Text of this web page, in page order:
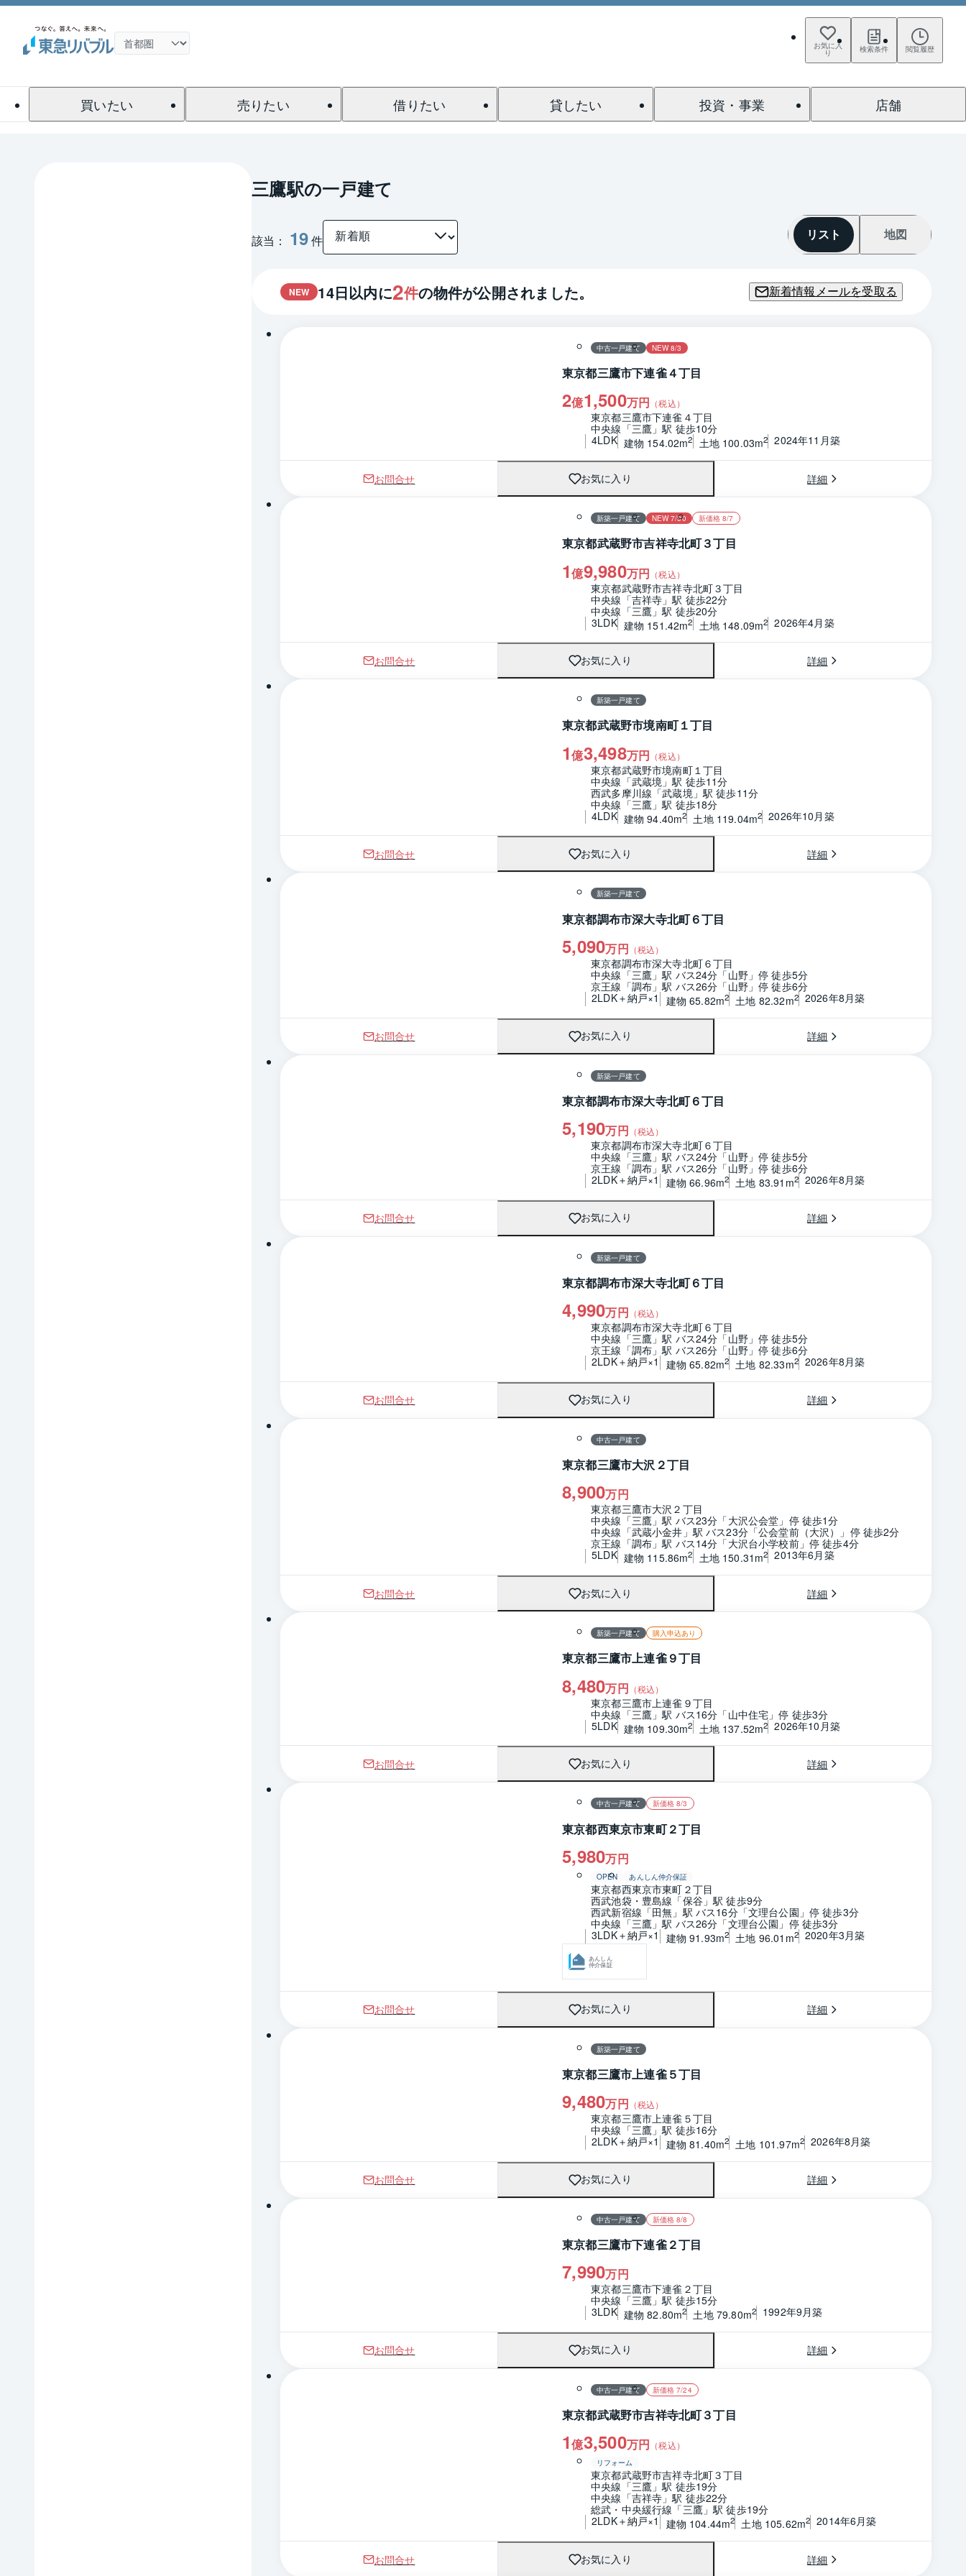
お気に入
り 検索条件 閲覧履歴
買いたい 売りたい 借りたい 貸したい 投資・事業 店舗
三鷹駅の一戸建て
該当： 19件 リスト 地図
NEW 14日以内に2件の物件が公開されました。 新着情報メールを受取る
中古一戸建て NEW 8/3
東京都三鷹市下連雀４丁目
2億1,500万円 （税込）
東京都三鷹市下連雀４丁目
中央線「三鷹」駅 徒歩10分
4LDK 建物 154.02m2 土地 100.03m2 2024年11月築
お問合せ お気に入り 詳細
新築一戸建て NEW 7/30 新価格 8/7
東京都武蔵野市吉祥寺北町３丁目
1億9,980万円 （税込）
東京都武蔵野市吉祥寺北町３丁目
中央線「吉祥寺」駅 徒歩22分
中央線「三鷹」駅 徒歩20分
3LDK 建物 151.42m2 土地 148.09m2 2026年4月築
お問合せ お気に入り 詳細
新築一戸建て
東京都武蔵野市境南町１丁目
1億3,498万円 （税込）
東京都武蔵野市境南町１丁目
中央線「武蔵境」駅 徒歩11分
西武多摩川線「武蔵境」駅 徒歩11分
中央線「三鷹」駅 徒歩18分
4LDK 建物 94.40m2 土地 119.04m2 2026年10月築
お問合せ お気に入り 詳細
新築一戸建て
東京都調布市深大寺北町６丁目
5,090万円 （税込）
東京都調布市深大寺北町６丁目
中央線「三鷹」駅 バス24分「山野」停 徒歩5分
京王線「調布」駅 バス26分「山野」停 徒歩6分
2LDK＋納戸×1
建物 65.82m2 土地 82.32m2 2026年8月築
お問合せ お気に入り 詳細
新築一戸建て
東京都調布市深大寺北町６丁目
5,190万円 （税込）
東京都調布市深大寺北町６丁目
中央線「三鷹」駅 バス24分「山野」停 徒歩5分
京王線「調布」駅 バス26分「山野」停 徒歩6分
2LDK＋納戸×1
建物 66.96m2 土地 83.91m2 2026年8月築
お問合せ お気に入り 詳細
新築一戸建て
東京都調布市深大寺北町６丁目
4,990万円 （税込）
東京都調布市深大寺北町６丁目
中央線「三鷹」駅 バス24分「山野」停 徒歩5分
京王線「調布」駅 バス26分「山野」停 徒歩6分
2LDK＋納戸×1
建物 65.82m2 土地 82.33m2 2026年8月築
お問合せ お気に入り 詳細
中古一戸建て
東京都三鷹市大沢２丁目
8,900万円
東京都三鷹市大沢２丁目
中央線「三鷹」駅 バス23分「大沢公会堂」停 徒歩1分
中央線「武蔵小金井」駅 バス23分「公会堂前（大沢）」停 徒歩2分
京王線「調布」駅 バス14分「大沢台小学校前」停 徒歩4分
5LDK 建物 115.86m2 土地 150.31m2 2013年6月築
お問合せ お気に入り 詳細
新築一戸建て 購入申込あり
東京都三鷹市上連雀９丁目
8,480万円 （税込）
東京都三鷹市上連雀９丁目
中央線「三鷹」駅 バス16分「山中住宅」停 徒歩3分
5LDK 建物 109.30m2 土地 137.52m2 2026年10月築
お問合せ お気に入り 詳細
中古一戸建て 新価格 8/3
東京都西東京市東町２丁目
5,980万円
OPEN あんしん仲介保証
東京都西東京市東町２丁目
西武池袋・豊島線「保谷」駅 徒歩9分
西武新宿線「田無」駅 バス16分「文理台公園」停 徒歩3分
中央線「三鷹」駅 バス26分「文理台公園」停 徒歩3分
3LDK＋納戸×1
建物 91.93m2 土地 96.01m2 2020年3月築
あんしん
仲介保証
お問合せ お気に入り 詳細
新築一戸建て
東京都三鷹市上連雀５丁目
9,480万円 （税込）
東京都三鷹市上連雀５丁目
中央線「三鷹」駅 徒歩16分
2LDK＋納戸×1
建物 81.40m2 土地 101.97m2 2026年8月築
お問合せ お気に入り 詳細
中古一戸建て 新価格 8/8
東京都三鷹市下連雀２丁目
7,990万円
東京都三鷹市下連雀２丁目
中央線「三鷹」駅 徒歩15分
3LDK 建物 82.80m2 土地 79.80m2 1992年9月築
お問合せ お気に入り 詳細
中古一戸建て 新価格 7/24
東京都武蔵野市吉祥寺北町３丁目
1億3,500万円 （税込）
リフォーム
東京都武蔵野市吉祥寺北町３丁目
中央線「三鷹」駅 徒歩19分
中央線「吉祥寺」駅 徒歩22分
総武・中央緩行線「三鷹」駅 徒歩19分
2LDK＋納戸×1
建物 104.44m2 土地 105.62m2 2014年6月築
お問合せ お気に入り 詳細